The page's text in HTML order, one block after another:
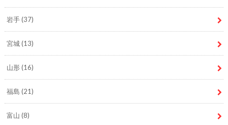
岩手(37)
宮城(13)
山形(16)
福島 (21)
富山 (8)